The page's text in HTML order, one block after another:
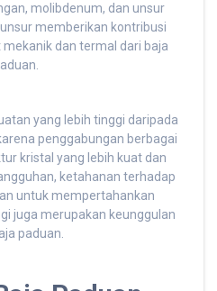
molibdenum, dan unsur
memberikan kontribusi
dan termal dari baja
yang lebih tinggi daripada
penggabungan berbagai
kristal yang lebih kuat dan
ketahanan terhadap
untuk mempertahankan
juga merupakan keunggulan
paduan.